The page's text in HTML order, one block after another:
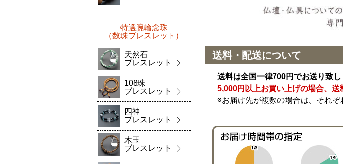
送料・配送について
送料は全国一律700円でお送り致し
5,000円以上お買い上げの場合、送
※お届け先が複数の場合は、それぞ
特選腕輪念珠
（数珠ブレスレット）
天然石
ブレスレット
108珠
ブレスレット
四神
ブレスレット
木玉
ブレスレット